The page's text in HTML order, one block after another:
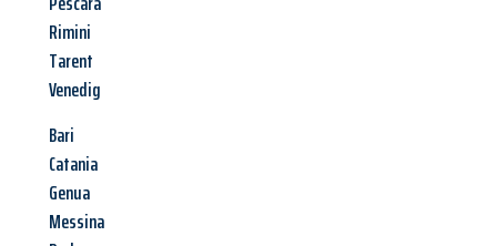
Rimini
Tarent
Venedig
Bari
Catania
Genua
Messina